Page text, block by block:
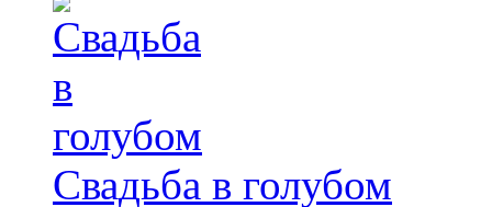
Свадьба в голубом